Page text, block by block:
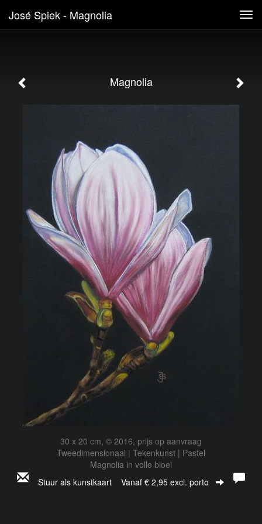
José Spiek - Magnolia
Magnolia
30 x 20 cm, © 2016, prijs op aanvraag
Tweedimensionaal | Tekenkunst | Pastel
Magnolia in volle bloei
Stuur als kunstkaart Vanaf € 2,95 excl. porto